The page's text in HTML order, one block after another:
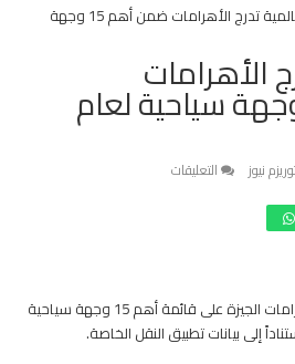
أوبر العالمية تدرج الأهرامات ضمن أهم 15 وجهة
الأهرامات
أهم 15 وجهة سياحية لعام
نيوز التعليقات
15
وجهة
أدرجت شركة أوبر العالمية، أهرامات الجيزة على قائمة أهم 15 وجهة سياحية